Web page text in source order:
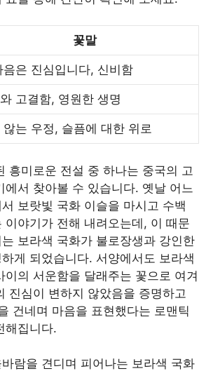
꽃말
음은 진심입니다, 신비함
고결함, 영원한 생명
않는 우정, 슬픔에 대한 위로
흥미로운 전설 중 하나는 중국의 고
에서 찾아볼 수 있습니다. 옛날 어느
보랏빛 국화 이슬을 마시고 수백
이야기가 전해 내려오는데, 이 때문
보라색 국화가 불로장생과 강인한
게 되었습니다. 서양에서도 보라색
이의 서운함을 달래주는 꽃으로 여겨
진심이 변하지 않았음을 증명하고
건네며 마음을 표현했다는 로맨틱
해집니다.
람을 견디며 피어나는 보라색 국화